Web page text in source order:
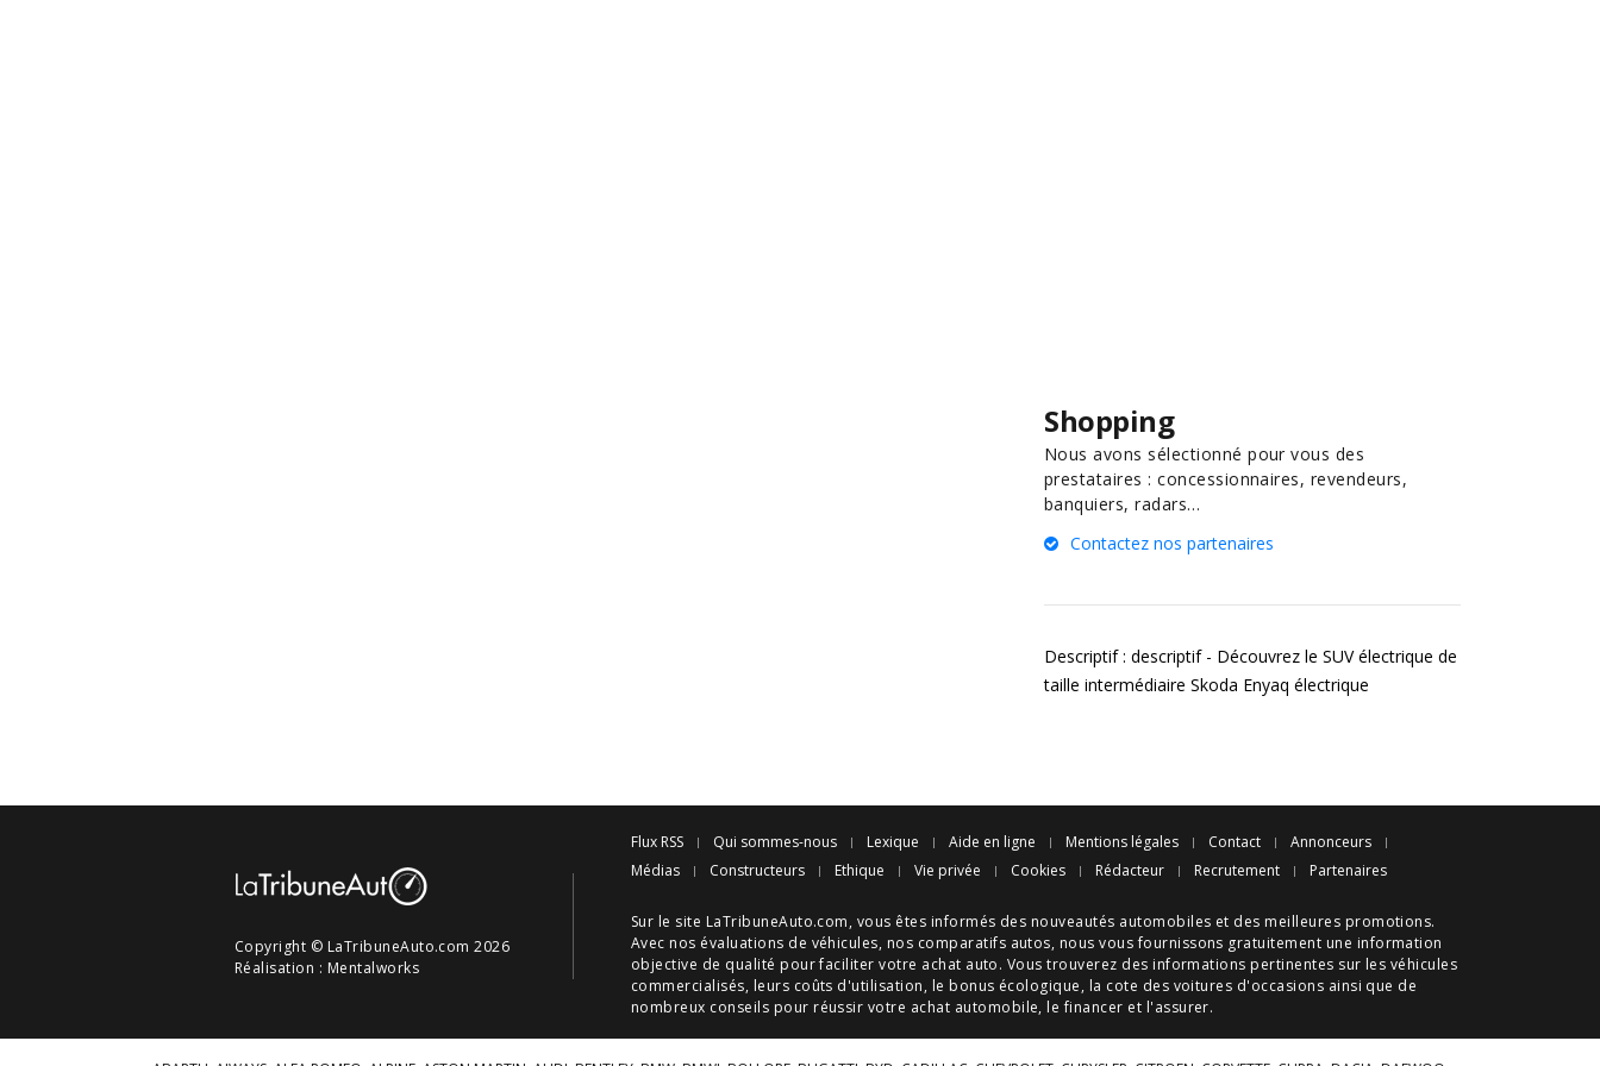
Shopping
Nous avons sélectionné pour vous des
prestataires : concessionnaires, revendeurs,
banquiers, radars…
Contactez nos partenaires
Descriptif : descriptif - Découvrez le SUV électrique de
taille intermédiaire Skoda Enyaq électrique
Copyright © LaTribuneAuto.com 2026
Réalisation : Mentalworks
Flux RSS Qui sommes-nous Lexique Aide en ligne Mentions légales Contact
Annonceurs
Médias
Constructeurs Ethique Vie privée Cookies Rédacteur Recrutement Partenaires
Sur le site LaTribuneAuto.com, vous êtes informés des nouveautés automobiles et des meilleures promotions.
Avec nos évaluations de véhicules, nos comparatifs autos, nous vous fournissons gratuitement une information
objective de qualité pour faciliter votre achat auto. Vous trouverez des informations pertinentes sur les véhicules
commercialisés, leurs coûts d'utilisation, le bonus écologique, la cote des voitures d'occasions ainsi que de
nombreux conseils pour réussir votre achat automobile, le financer et l'assurer.